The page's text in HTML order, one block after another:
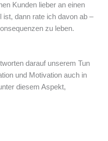
Kunden lieber an einen
dann rate ich davon ab –
zu leben.
darauf unserem Tun
und Motivation auch in
diesem Aspekt,